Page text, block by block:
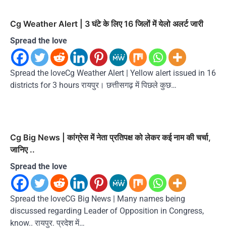
Cg Weather Alert | 3 घंटे के लिए 16 जिलों में येलो अलर्ट जारी
Spread the love
Spread the loveCg Weather Alert | Yellow alert issued in 16
districts for 3 hours रायपुर। छत्तीसगढ़ में पिछले कुछ…
Cg Big News | कांग्रेस में नेता प्रतिपक्ष को लेकर कई नाम की चर्चा,
जानिए ..
Spread the love
Spread the loveCG Big News | Many names being
discussed regarding Leader of Opposition in Congress,
know.. रायपुर. प्रदेश में…